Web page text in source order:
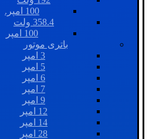
100 امپر.
358.4 ولت
100 امپر
باتری موتور
3 امپر
5 امپر
6 امپر
7 امپر
9 امپر
12 امپر
14 امپر
28 امپر